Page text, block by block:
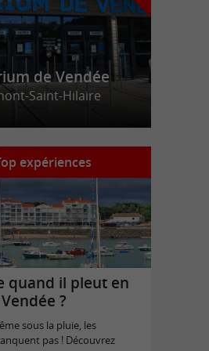
de Vendée
Saint-Hilaire
expériences
quand il pleut en
Vendée ?
sous la pluie, les
pas ! Découvrez